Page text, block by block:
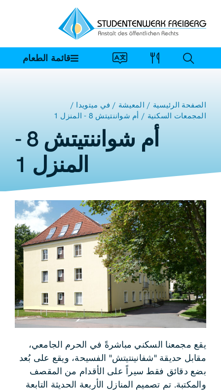
قائمة الطعام
الصفحة الرئيسية المعيشة
في ميتويدا
المجمعات السكنية
أم شواننتيتش 8 - المنزل 1
أم شواننتيتش 8 -
المنزل 1
يقع مجمعنا السكني مباشرةً في الحرم الجامعي،
مقابل حديقة "شفانينتيتش" الفسيحة، ويقع على بُعد
بضع دقائق فقط سيراً على الأقدام من المقصف
والمكتبة. تم تصميم المنازل الأربعة الحديثة التابعة